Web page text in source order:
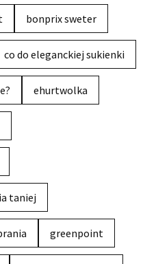
bonprix sweter
co do eleganckiej sukienki
ehurtwolka
taniej
greenpoint